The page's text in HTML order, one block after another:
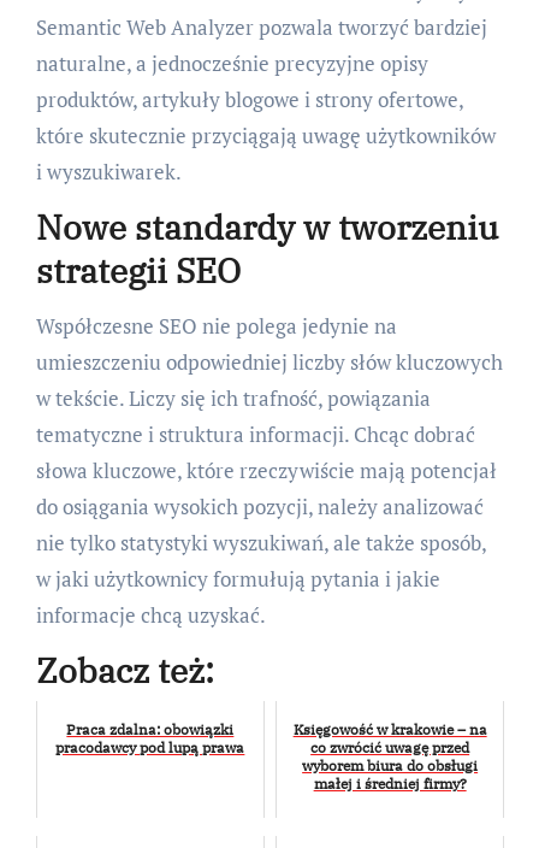
Semantic Web Analyzer pozwala tworzyć bardziej
naturalne, a jednocześnie precyzyjne opisy
produktów, artykuły blogowe i strony ofertowe,
które skutecznie przyciągają uwagę użytkowników
i wyszukiwarek.
Nowe standardy w tworzeniu
strategii SEO
Współczesne SEO nie polega jedynie na
umieszczeniu odpowiedniej liczby słów kluczowych
w tekście. Liczy się ich trafność, powiązania
tematyczne i struktura informacji. Chcąc dobrać
słowa kluczowe, które rzeczywiście mają potencjał
do osiągania wysokich pozycji, należy analizować
nie tylko statystyki wyszukiwań, ale także sposób,
w jaki użytkownicy formułują pytania i jakie
informacje chcą uzyskać.
Zobacz też:
Praca zdalna: obowiązki
pracodawcy pod lupą prawa
Księgowość w krakowie – na
co zwrócić uwagę przed
wyborem biura do obsługi
małej i średniej firmy?